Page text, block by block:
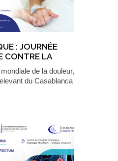
: JOURNÉE
CONTRE LA
EN 2022 ?
de la douleur,
du Casablanca